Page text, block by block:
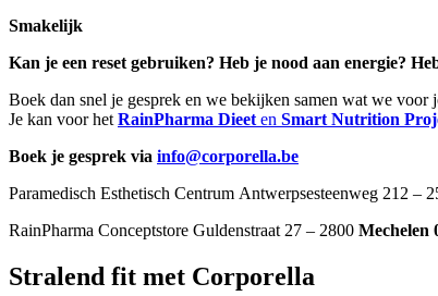
Smakelijk
Kan je een reset gebruiken? Heb je nood aan energie?
Boek dan snel je gesprek en we bekijken samen wat we voor
Je kan voor het RainPharma Dieet en Smart Nutrition
Boek je gesprek via info@corporella.be
Paramedisch Esthetisch Centrum Antwerpsesteenweg 212 –
RainPharma Conceptstore Guldenstraat 27 – 2800 Mechelen
Stralend fit met Corporella